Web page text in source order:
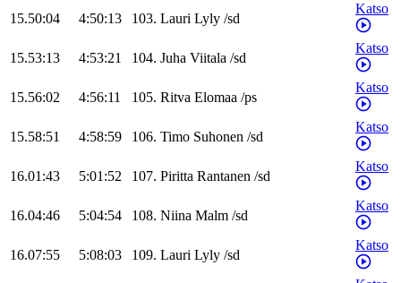
15.50:04 4:50:13 103. Lauri Lyly /sd
Katso
15.53:13 4:53:21 104. Juha Viitala /sd
Katso
15.56:02 4:56:11 105. Ritva Elomaa /ps
Katso
15.58:51 4:58:59 106. Timo Suhonen /sd
Katso
16.01:43 5:01:52 107. Piritta Rantanen /sd
Katso
16.04:46 5:04:54 108. Niina Malm /sd
Katso
16.07:55 5:08:03 109. Lauri Lyly /sd
Katso